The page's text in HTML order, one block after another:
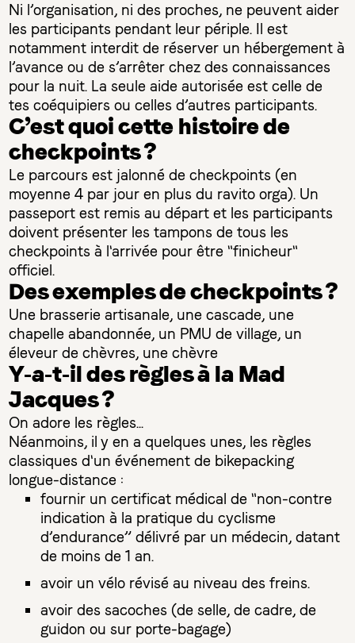
Ni l’organisation, ni des proches, ne peuvent aider
les participants pendant leur périple. Il est
notamment interdit de réserver un hébergement à
l’avance ou de s’arrêter chez des connaissances
pour la nuit. La seule aide autorisée est celle de
tes coéquipiers ou celles d’autres participants.
‍C’est quoi cette histoire de
checkpoints ?
Le parcours est jalonné de checkpoints (en
moyenne 4 par jour en plus du ravito orga). Un
passeport est remis au départ et les participants
doivent présenter les tampons de tous les
checkpoints à l'arrivée pour être "finicheur"
officiel.
Des exemples de checkpoints ?
Une brasserie artisanale, une cascade, une
chapelle abandonnée, un PMU de village, un
éleveur de chèvres, une chèvre
Y-a-t-il des règles à la Mad
Jacques ?
On adore les règles...
Néanmoins, il y en a quelques unes, les règles
classiques d'un événement de bikepacking
longue-distance :
fournir un certificat médical de "non-contre
indication à la pratique du cyclisme
d’endurance” délivré par un médecin, datant
de moins de 1 an.
avoir un vélo révisé au niveau des freins.
avoir des sacoches (de selle, de cadre, de
guidon ou sur porte-bagage)